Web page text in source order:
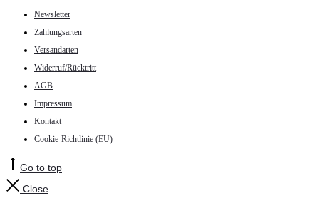
Newsletter
Zahlungsarten
Versandarten
Widerruf/Rücktritt
AGB
Impressum
Kontakt
Cookie-Richtlinie (EU)
Go to top
Close